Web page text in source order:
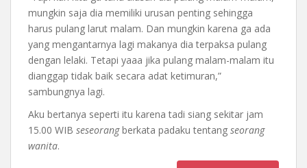
mungkin saja dia memiliki urusan penting sehingga
harus pulang larut malam. Dan mungkin karena ga ada
yang mengantarnya lagi makanya dia terpaksa pulang
dengan lelaki. Tetapi yaaa jika pulang malam-malam itu
dianggap tidak baik secara adat ketimuran,”
sambungnya lagi.
Aku bertanya seperti itu karena tadi siang sekitar jam
15.00 WIB seseorangberkata padaku tentang seorang
wanita.